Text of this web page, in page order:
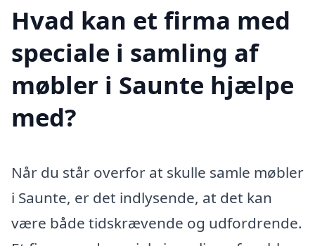
Hvad kan et firma med
speciale i samling af
møbler i Saunte hjælpe
med?
Når du står overfor at skulle samle møbler
i Saunte, er det indlysende, at det kan
være både tidskrævende og udfordrende.